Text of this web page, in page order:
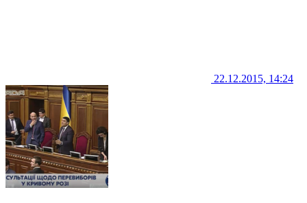
22.12.2015, 14:24